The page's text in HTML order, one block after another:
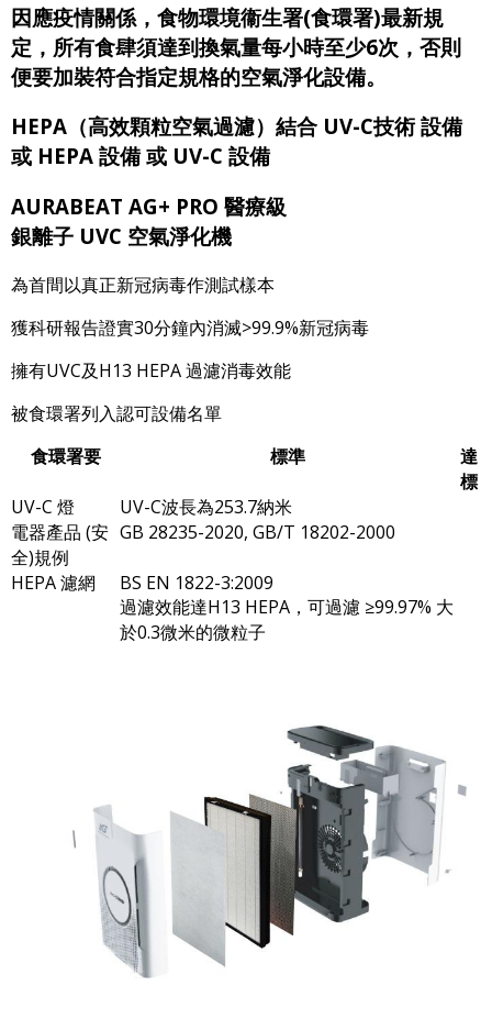
因應疫情關係，食物環境衞生署(食環署)最新規
定，所有食肆須達到換氣量每小時至少6次，否則
便要加裝符合指定規格的空氣淨化設備。
HEPA（高效顆粒空氣過濾）結合 UV-C技術 設備
或 HEPA 設備 或 UV-C 設備
AURABEAT AG+ PRO 醫療級
銀離子 UVC 空氣淨化機
為首間以真正新冠病毒作測試樣本
獲科研報告證實30分鐘內消滅>99.9%新冠病毒
擁有UVC及H13 HEPA 過濾消毒效能
被食環署列入認可設備名單
食環署要
標準
達
標
UV-C 燈
UV-C波長為253.7納米
電器產品 (安
全)規例
GB 28235-2020, GB/T 18202-2000
HEPA 濾網
BS EN 1822-3:2009
過濾效能達H13 HEPA，可過濾 ≥99.97% 大
於0.3微米的微粒子